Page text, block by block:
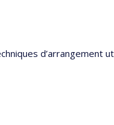
d’arrangement